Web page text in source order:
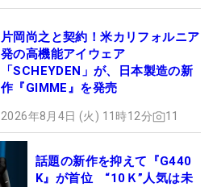
片岡尚之と契約！米カリフォルニア
発の高機能アイウェア
「SCHEYDEN」が、日本製造の新
作『GIMME』を発売
2026年8月4日 (火) 11時12分 11
話題の新作を抑えて『G440
K』が首位 “10Ｋ”人気は未